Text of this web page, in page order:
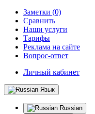
Заметки (0)
Сравнить
Наши услуги
Тарифы
Реклама на сайте
Вопрос-ответ
Личный кабинет
Язык
Russian